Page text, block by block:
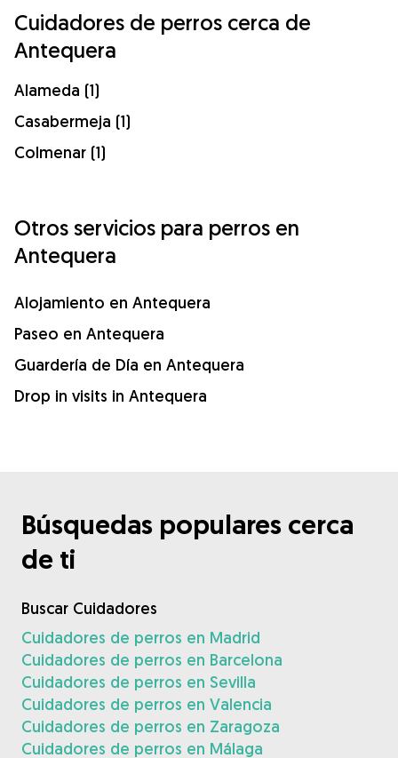
Cuidadores de perros cerca de
Antequera
Alameda (1)
Casabermeja (1)
Colmenar (1)
Otros servicios para perros en
Antequera
Alojamiento en Antequera
Paseo en Antequera
Guardería de Día en Antequera
Drop in visits in Antequera
Búsquedas populares cerca
de ti
Buscar Cuidadores
Cuidadores de perros en Madrid
Cuidadores de perros en Barcelona
Cuidadores de perros en Sevilla
Cuidadores de perros en Valencia
Cuidadores de perros en Zaragoza
Cuidadores de perros en Málaga